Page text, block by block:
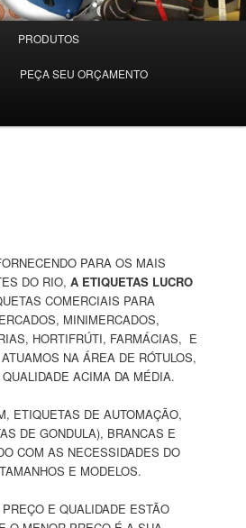
PRODUTOS
PEÇA SEU ORÇAMENTO
PARA OS MAIS
DO RIO,A ETIQUETAS LUCRO
COMERCIAIS PARA
MINIMERCADOS,
HORTIFRÚTI, FARMÁCIAS, E
NA ÁREA DE RÓTULOS,
ACIMA DA MÉDIA.
ETIQUETAS DE AUTOMAÇÃO,
DE GONDULA), BRANCAS E
COM AS NECESSIDADES DO
E MODELOS.
E QUALIDADE ESTÃO